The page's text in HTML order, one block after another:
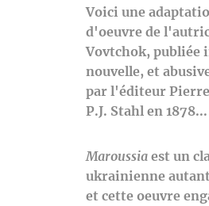
Voici une
d'oeuvre de
Vovtchok, publiée
nouvelle, et
par l'éditeur
P.J. Stahl en 1878...
Maroussia est un
ukrainienne
et cette oeuvre